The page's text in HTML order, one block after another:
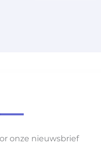
onze nieuwsbrief